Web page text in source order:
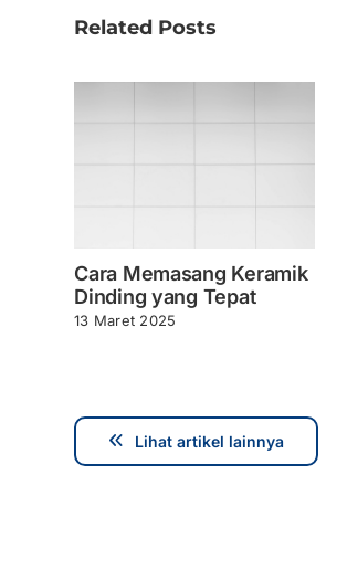
Related Posts
Cara Memasang Keramik
Dinding yang Tepat
13 Maret 2025
Lihat artikel lainnya